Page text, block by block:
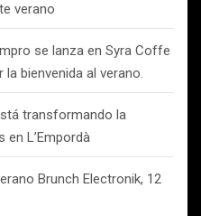
verano
se lanza en Syra Coffe
bienvenida al verano.
transformando la
L’Empordà
Brunch Electronik, 12